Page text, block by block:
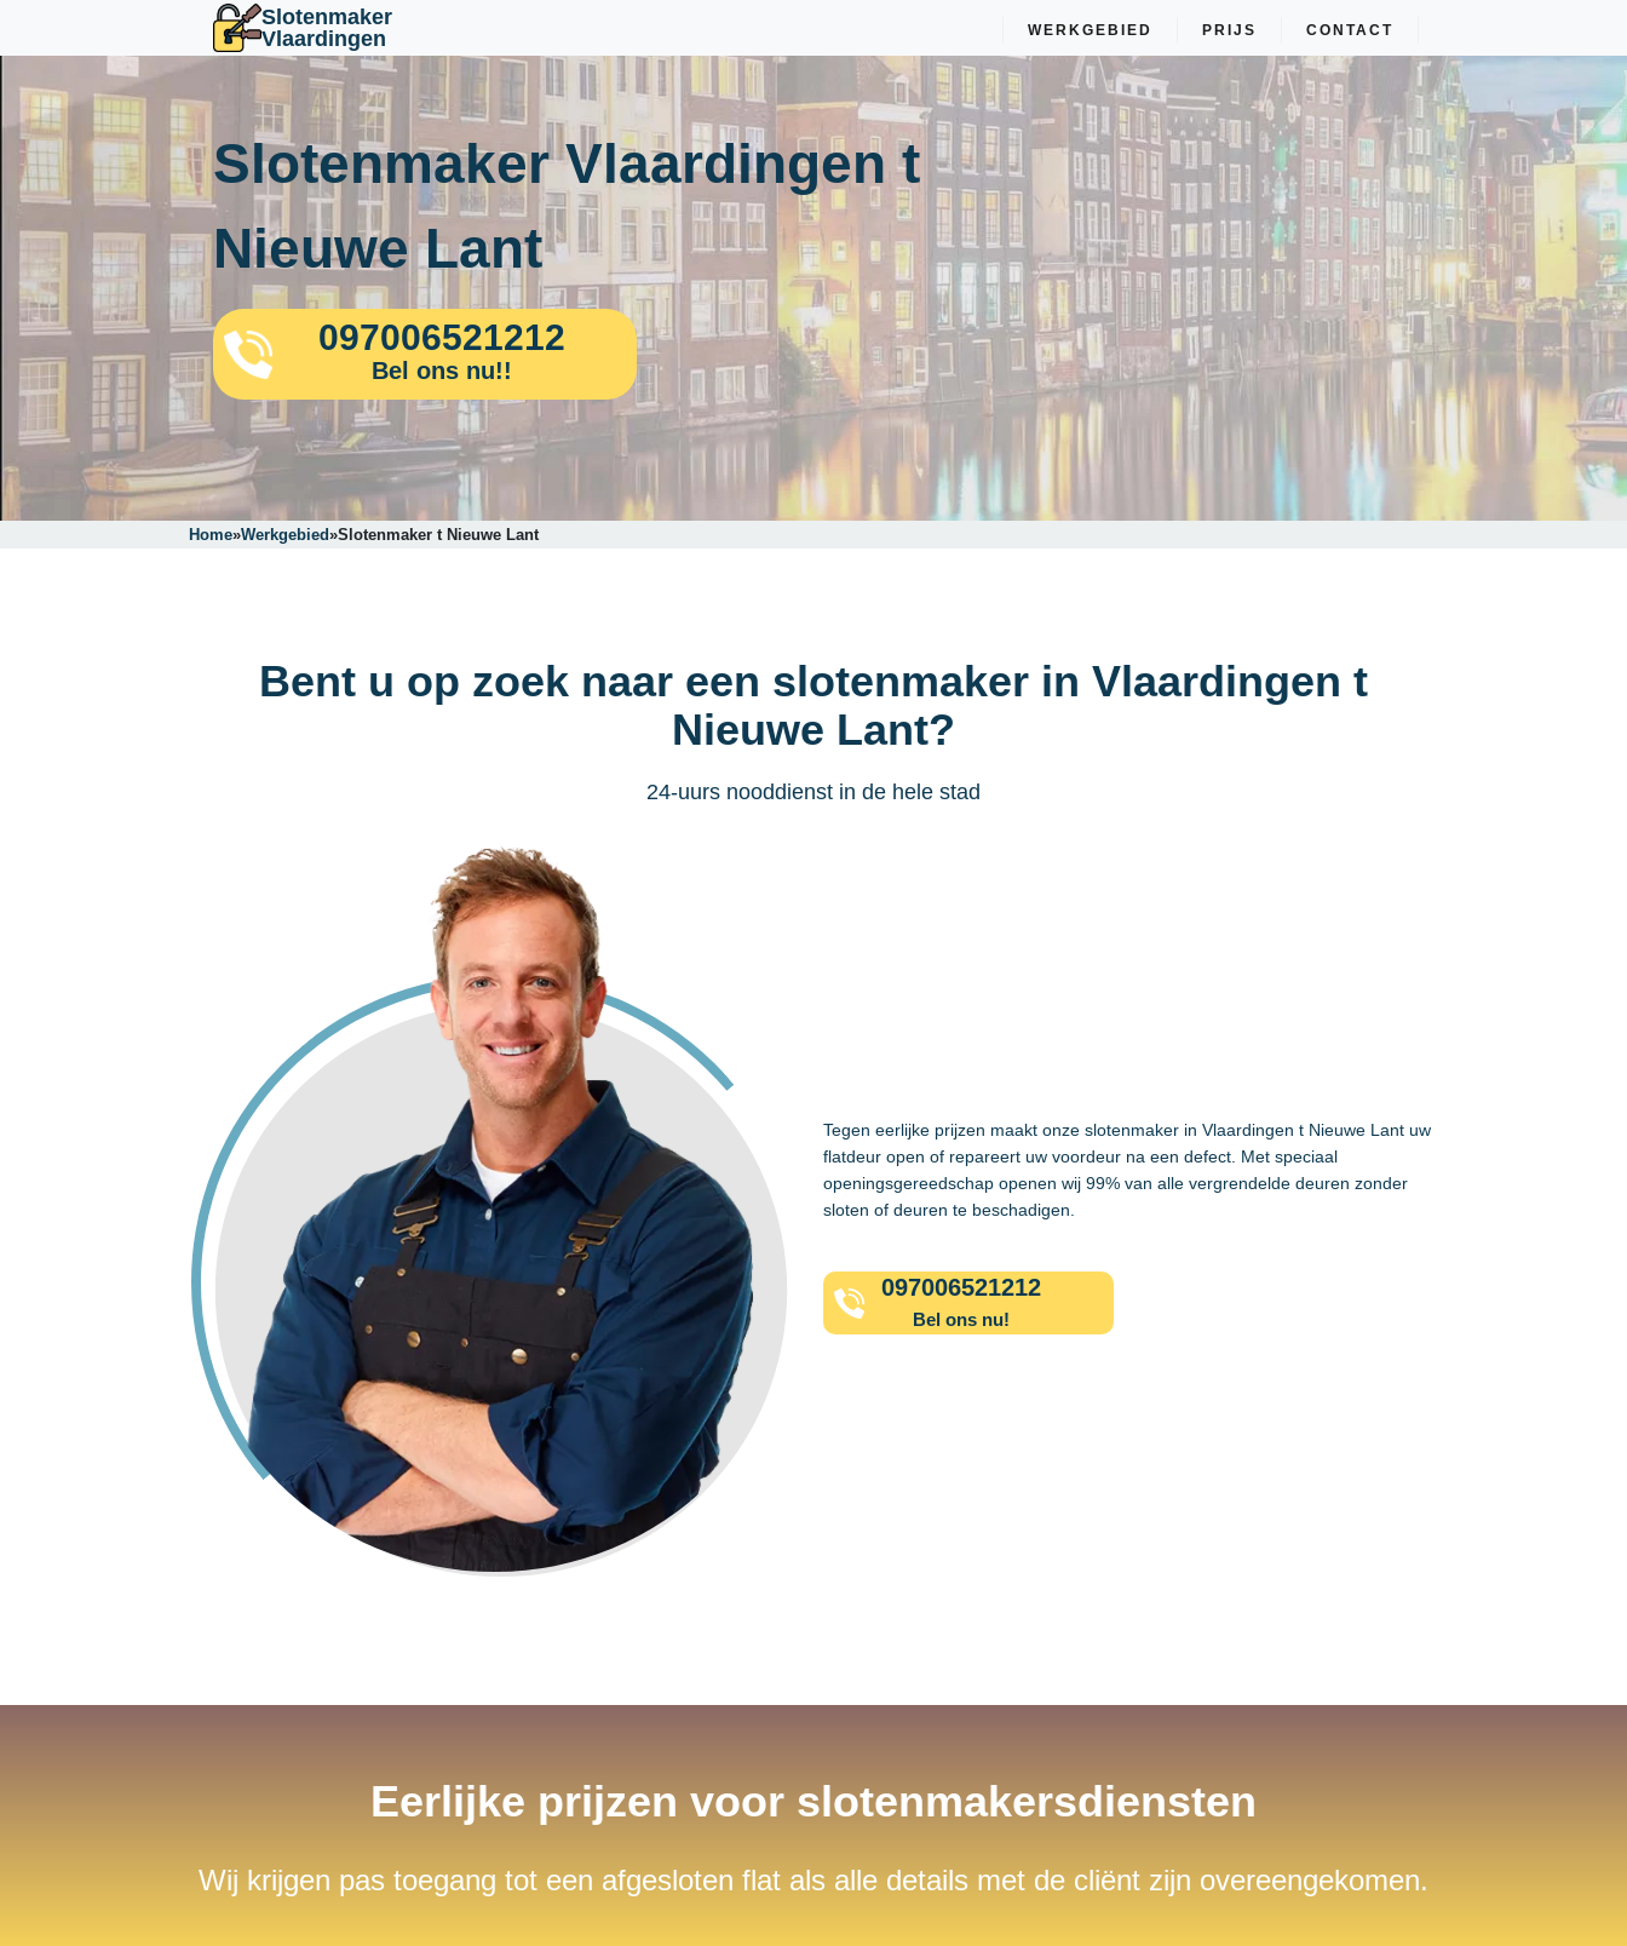
Slotenmaker
Vlaardingen
WERKGEBIED PRIJS CONTACT
Slotenmaker Vlaardingen t
Nieuwe Lant
097006521212
Bel ons nu!!
Home»Werkgebied»Slotenmaker t Nieuwe Lant
Bent u op zoek naar een slotenmaker in Vlaardingen t
Nieuwe Lant?
24-uurs nooddienst in de hele stad
Tegen eerlijke prijzen maakt onze slotenmaker in Vlaardingen t Nieuwe Lant uw
flatdeur open of repareert uw voordeur na een defect. Met speciaal
openingsgereedschap openen wij 99% van alle vergrendelde deuren zonder
sloten of deuren te beschadigen.
097006521212
Bel ons nu!
Eerlijke prijzen voor slotenmakersdiensten
Wij krijgen pas toegang tot een afgesloten flat als alle details met de cliënt zijn overeengekomen.